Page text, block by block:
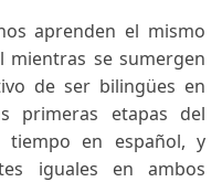
aprenden el mismo
mientras se sumergen
de ser bilingües en
primeras etapas del
tiempo en español, y
iguales en ambos